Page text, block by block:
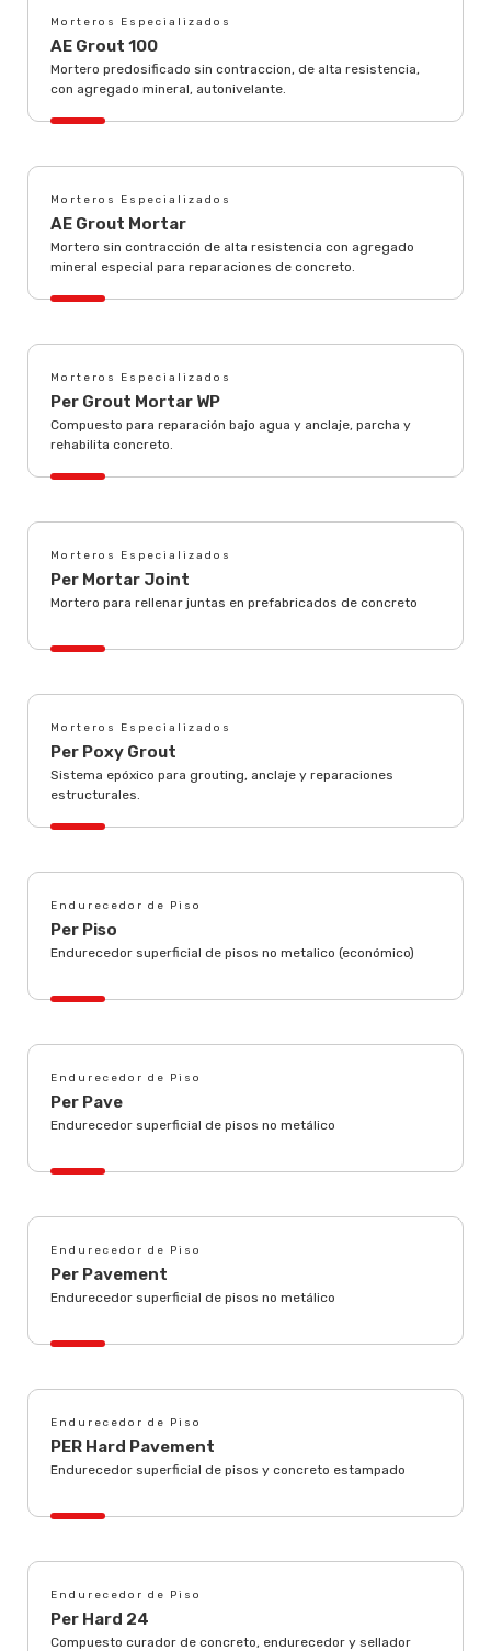
Morteros Especializados
AE Grout 100
Mortero predosificado sin contraccion, de alta resistencia,
con agregado mineral, autonivelante.
Morteros Especializados
AE Grout Mortar
Mortero sin contracción de alta resistencia con agregado
mineral especial para reparaciones de concreto.
Morteros Especializados
Per Grout Mortar WP
Compuesto para reparación bajo agua y anclaje, parcha y
rehabilita concreto.
Morteros Especializados
Per Mortar Joint
Mortero para rellenar juntas en prefabricados de concreto
Morteros Especializados
Per Poxy Grout
Sistema epóxico para grouting, anclaje y reparaciones
estructurales.
Endurecedor de Piso
Per Piso
Endurecedor superficial de pisos no metalico (económico)
Endurecedor de Piso
Per Pave
Endurecedor superficial de pisos no metálico
Endurecedor de Piso
Per Pavement
Endurecedor superficial de pisos no metálico
Endurecedor de Piso
PER Hard Pavement
Endurecedor superficial de pisos y concreto estampado
Endurecedor de Piso
Per Hard 24
Compuesto curador de concreto, endurecedor y sellador